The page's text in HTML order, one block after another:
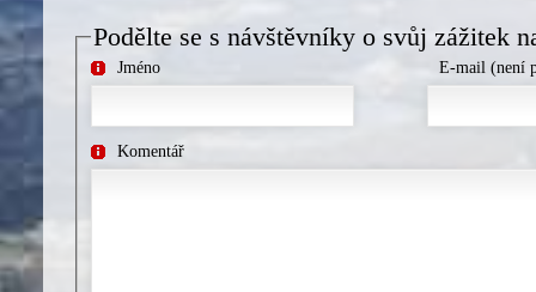
Podělte se s návštěvníky o svůj zážitek
Jméno E-mail (není
Komentář